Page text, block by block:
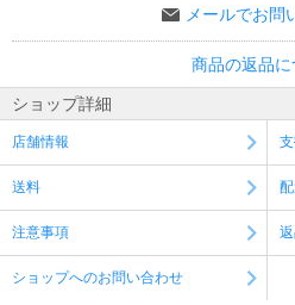
メールでお問
商品の返品に
ショップ詳細
店舗情報
送料
注意事項
ショップへのお問い合わせ